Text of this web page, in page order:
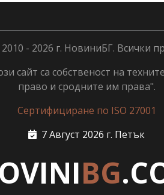
- 2026 г. НовиниБГ. Всички
сайт са собственост на
право и сродните им права".
Сертифициране по ISO 27001
7 Август 2026 г. Петък
BG